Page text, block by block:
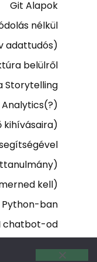
Git Alapok
nélkül
adattudós)
belülről
Storytelling
Analytics(?)
kihívásaira)
kell)
Python-ban
chatbot-od